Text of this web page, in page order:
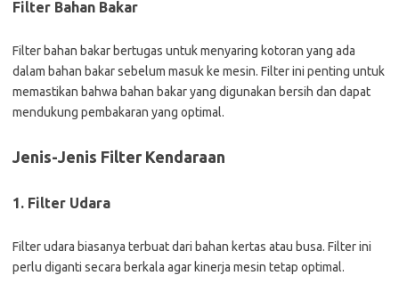
Filter Bahan Bakar
Filter bahan bakar bertugas untuk menyaring kotoran yang ada
dalam bahan bakar sebelum masuk ke mesin. Filter ini penting untuk
memastikan bahwa bahan bakar yang digunakan bersih dan dapat
mendukung pembakaran yang optimal.
Jenis-Jenis Filter Kendaraan
1. Filter Udara
Filter udara biasanya terbuat dari bahan kertas atau busa. Filter ini
perlu diganti secara berkala agar kinerja mesin tetap optimal.